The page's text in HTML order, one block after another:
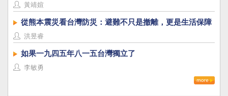
黃靖媗
從熊本震災看台灣防災：避難不只是撤離，更是生活保障
洪昱睿
如果一九四五年八一五台灣獨立了
李敏勇